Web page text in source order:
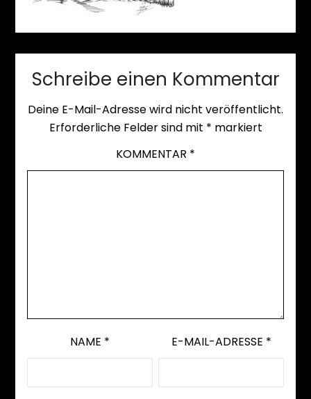
Schreibe einen Kommentar
Deine E-Mail-Adresse wird nicht veröffentlicht.
Erforderliche Felder sind mit * markiert
KOMMENTAR *
NAME * E-MAIL-ADRESSE *